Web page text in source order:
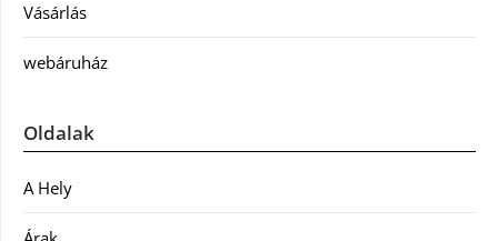
Vásárlás
webáruház
Oldalak
A Hely